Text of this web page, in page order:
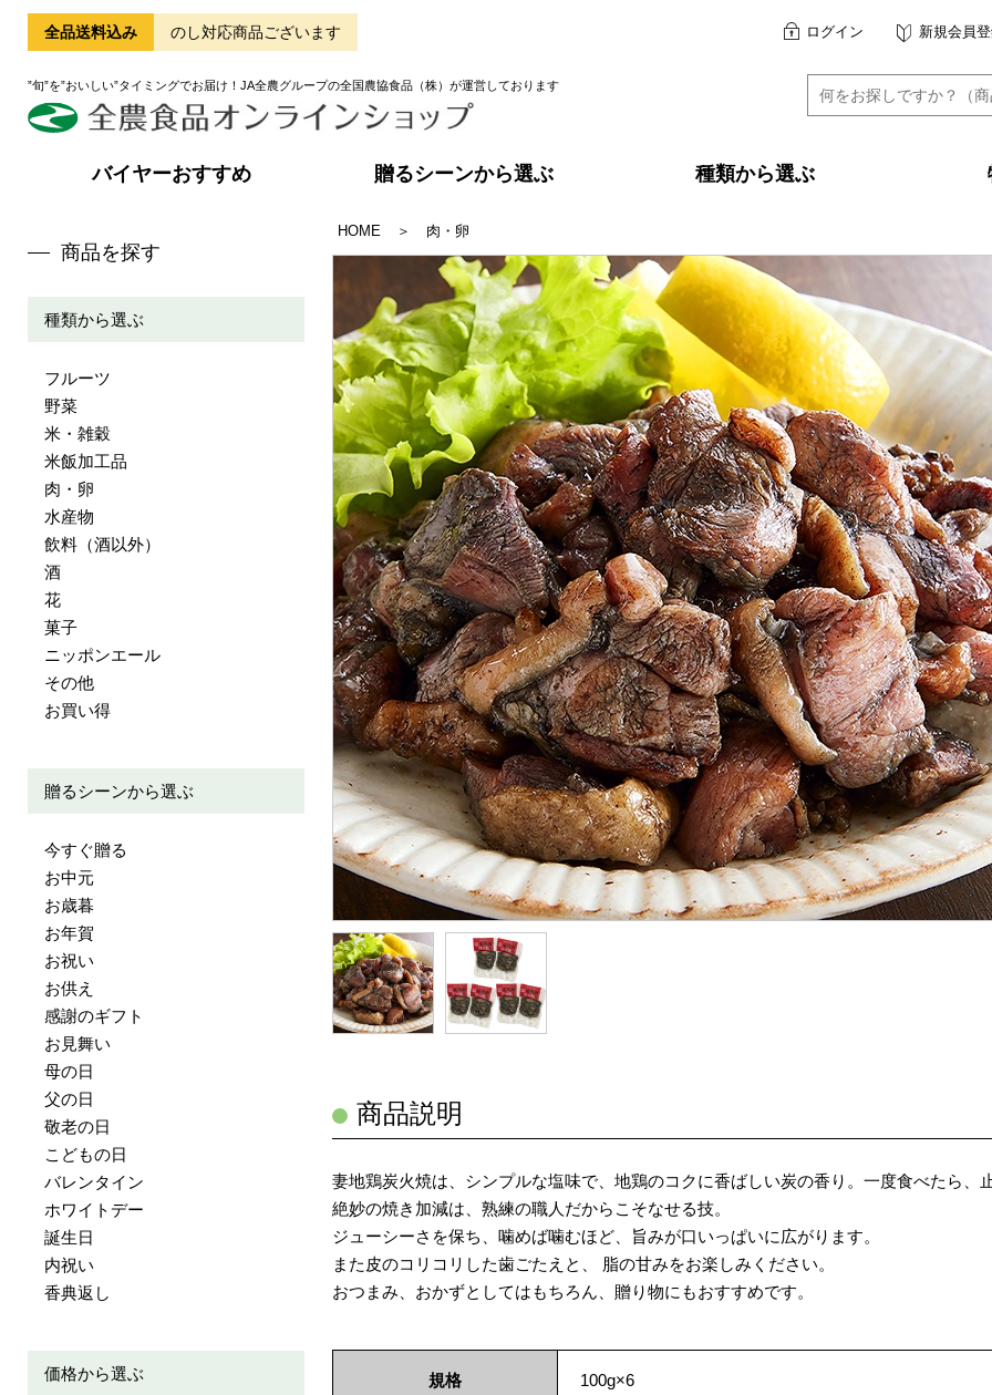
全品送料込み のし対応商品ございます
”旬”を”おいしい”タイミングでお届け！JA全農グループの全国農協食品（株）が運営しております
ログイン 新規会員
バイヤーおすすめ 贈るシーンから選ぶ 種類から選ぶ
商品を探す
種類から選ぶ
フルーツ
野菜
米・雑穀
米飯加工品
肉・卵
水産物
飲料（酒以外）
酒
花
菓子
ニッポンエール
その他
お買い得
贈るシーンから選ぶ
今すぐ贈る
お中元
お歳暮
お年賀
お祝い
お供え
感謝のギフト
お見舞い
母の日
父の日
敬老の日
こどもの日
バレンタイン
ホワイトデー
誕生日
内祝い
香典返し
価格から選ぶ
HOME ＞ 肉・卵
商品説明
妻地鶏炭火焼は、シンプルな塩味で、地鶏のコクに香ばしい炭の香り。一度食べたら、
絶妙の焼き加減は、熟練の職人だからこそなせる技。
ジューシーさを保ち、噛めば噛むほど、旨みが口いっぱいに広がります。
また皮のコリコリした歯ごたえと、 脂の甘みをお楽しみください。
おつまみ、おかずとしてはもちろん、贈り物にもおすすめです。
規格 100g×6